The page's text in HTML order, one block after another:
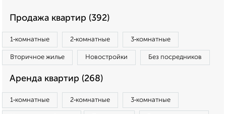
Продажа квартир (392)
1‑комнатные 2‑комнатные 3‑комнатные
Вторичное жилье Новостройки Без посредников
Аренда квартир (268)
1‑комнатные 2‑комнатные 3‑комнатные